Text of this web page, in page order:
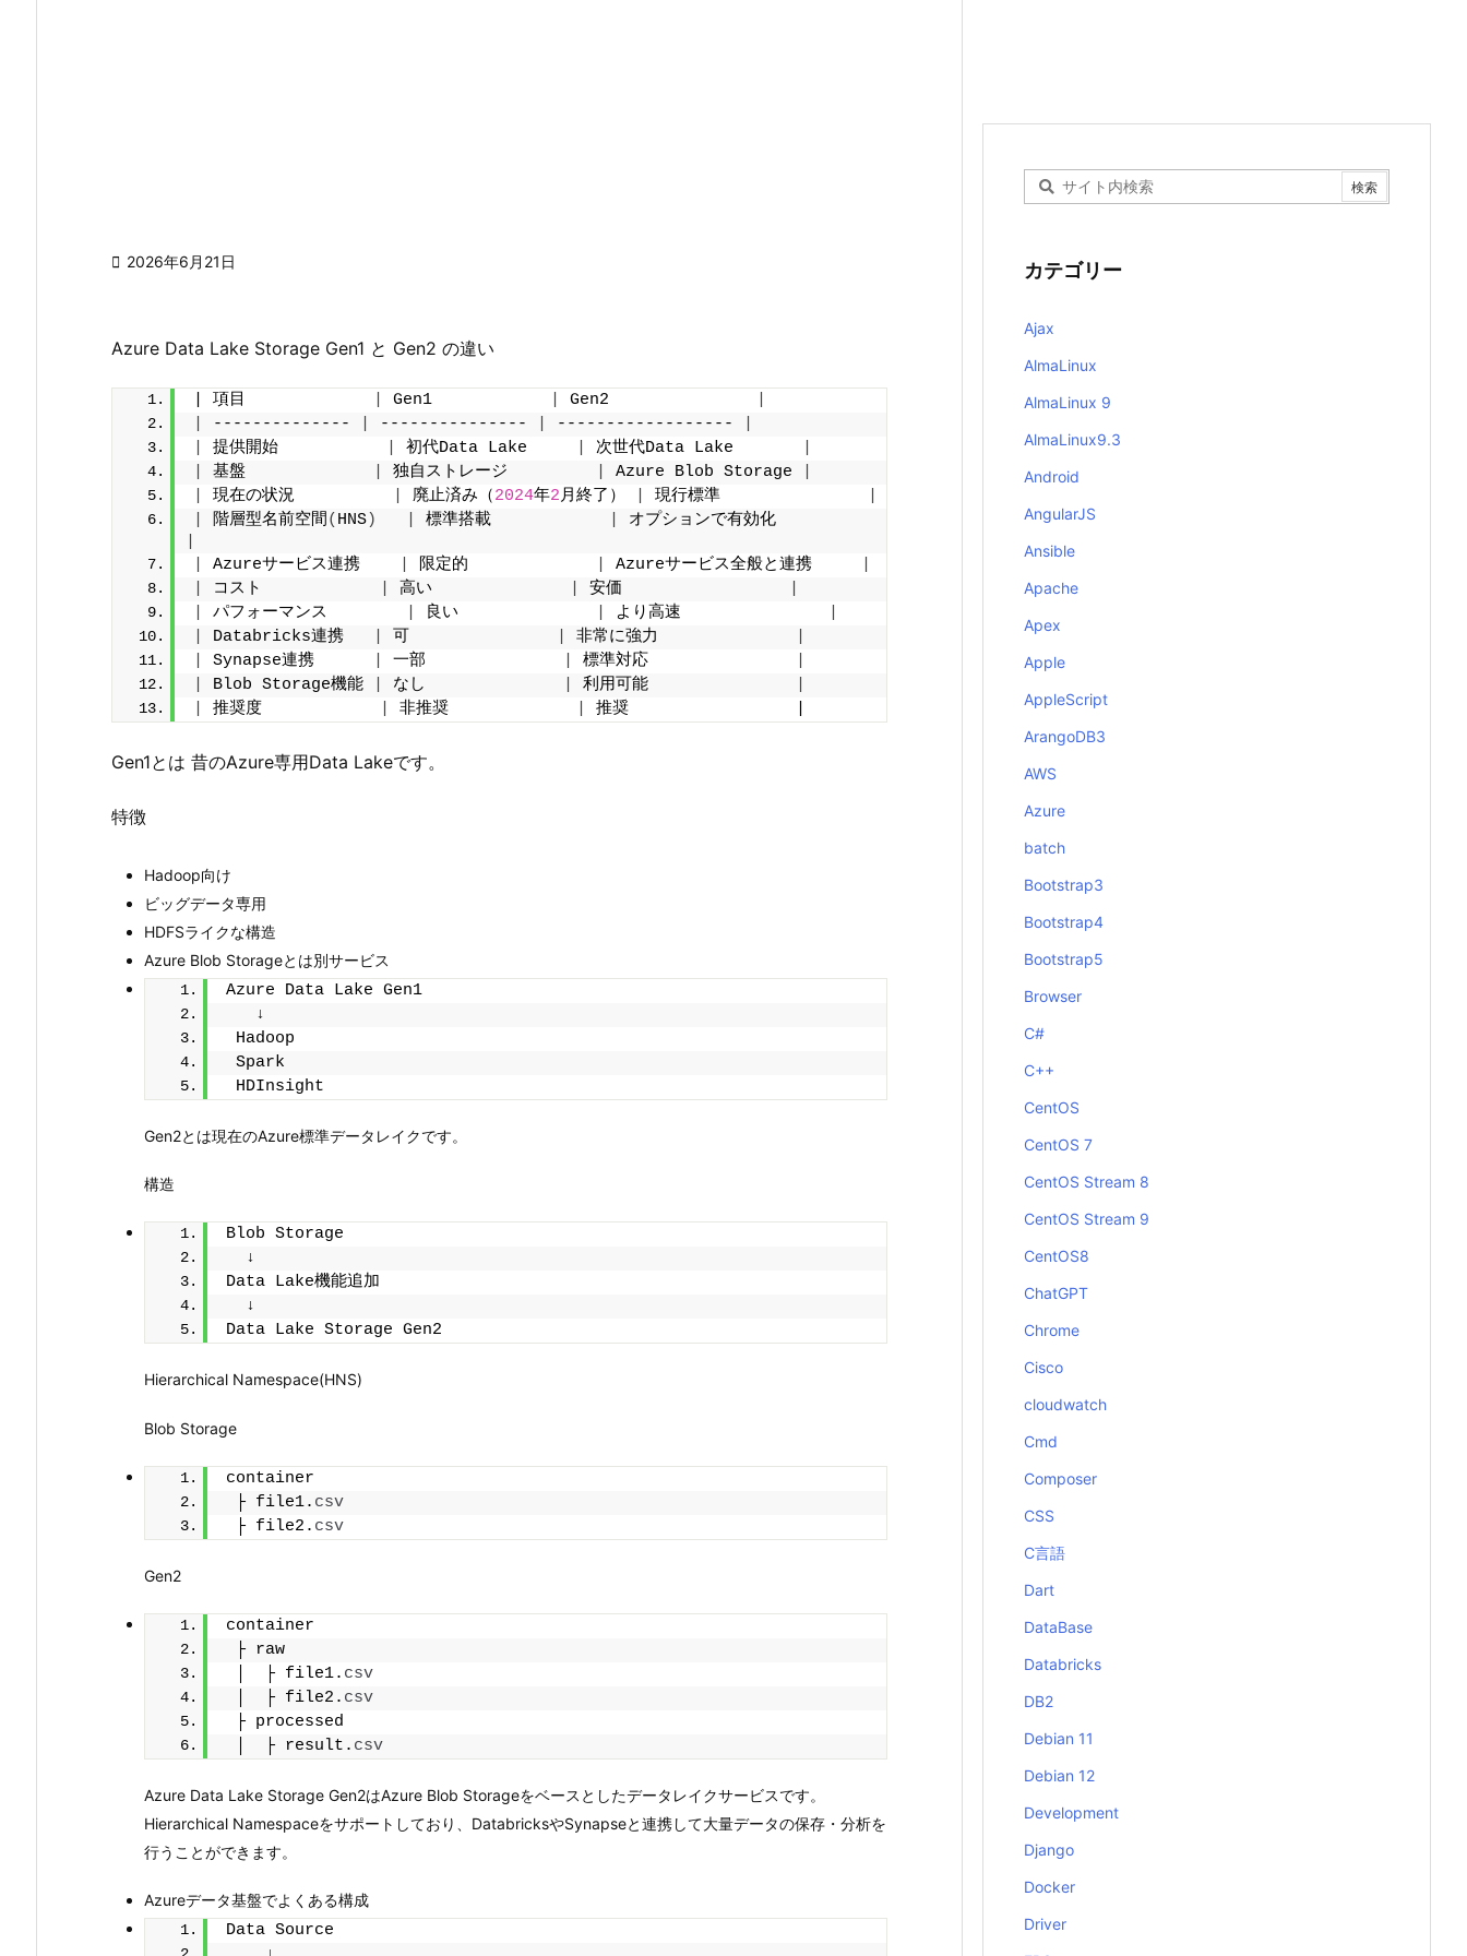
 2026年6月21日
Azure Data Lake Storage Gen1 と Gen2 の違い
| 項目 Gen1 Gen2
-------------- --------------- ------------------
提供開始 初代Data Lake 次世代Data Lake
基盤 独自ストレージ Azure Blob Storage
現在の状況 廃止済み（2024年2月終了） 現行標準
階層型名前空間 ( HNS) 標準搭載
Azureサービス連携 限定的 Azureサービス全般と連携
コスト 高い 安価
パフォーマンス 良い より高速
Databricks連携 可 非常に強力
Synapse連携 一部 標準対応
Blob Storage機能 なし 利用可能
推奨度 非推奨 推奨                 |
Gen1とは 昔のAzure専用Data Lakeです。
特徴
Hadoop向け
ビッグデータ専用
HDFSライクな構造
Azure Blob Storageとは別サービス
Azure Data Lake Gen1
   ↓
Hadoop
Spark
HDInsight
Gen2とは現在のAzure標準データレイクです。
構造
Blob Storage
  ↓
Data Lake機能追加
  ↓
Data Lake Storage Gen2
Hierarchical Namespace(HNS)
Blob Storage
container
├ file1. csv
├ file2. csv
Gen2
container
├ raw
│  ├ file1. csv
│  ├ file2. csv
├ processed
│  ├ result. csv
Azure Data Lake Storage Gen2はAzure Blob Storageをベースとしたデータレイクサービスです。
Hierarchical Namespaceをサポートしており、DatabricksやSynapseと連携して大量データの保存・分析を
行うことができます。
Azureデータ基盤でよくある構成
Data Source
カテゴリー
Ajax
AlmaLinux
AlmaLinux 9
AlmaLinux9.3
Android
AngularJS
Ansible
Apache
Apex
Apple
AppleScript
ArangoDB3
AWS
Azure
batch
Bootstrap3
Bootstrap4
Bootstrap5
Browser
C#
C++
CentOS
CentOS 7
CentOS Stream 8
CentOS Stream 9
CentOS8
ChatGPT
Chrome
Cisco
cloudwatch
Cmd
Composer
CSS
C言語
Dart
DataBase
Databricks
DB2
Debian 11
Debian 12
Development
Django
Docker
Driver